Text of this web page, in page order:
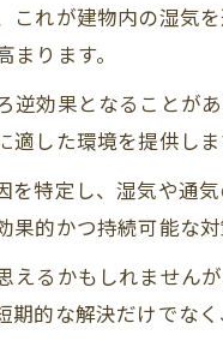
れが建物内の湿気
ります。
効果となることが
した環境を提供しま
を特定し、湿気や通
的かつ持続可能な対
るかもしれません
的な解決だけでな